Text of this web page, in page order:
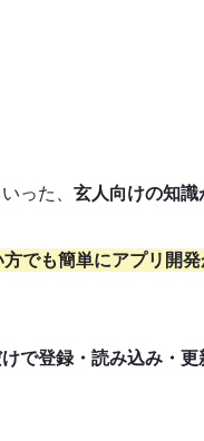
った、 玄人向けの知識
でも簡単にアプリ開
で登録・読み込み・